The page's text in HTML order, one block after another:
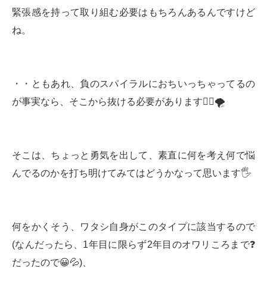
緊張感を持って取り組む必要はもちろんあるんですけど
ね。
・・ともあれ、負のスパイラルにおちいっちゃってるの
が事実なら、そこから抜ける必要があります🏃‍♀️🌪
そこは、ちょっと勇気を出して、素直に何を考え何で悩
んでるのかを打ち明けてみてはどうかなって思います🖐
何をかくそう、ワタシ自身がこのタイプに該当するので
(なんだったら、1年目に限らず2年目のオワリころまで❓
だったので😀💦)、